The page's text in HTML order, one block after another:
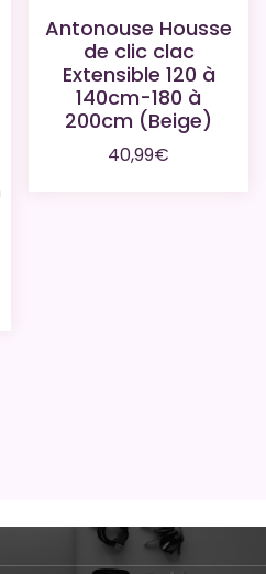
Antonouse Housse
de clic clac
Extensible 120 à
140cm-180 à
200cm (Beige)
40,99€